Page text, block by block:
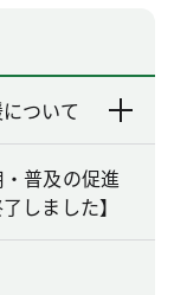
ついて
普及の促進
しました】